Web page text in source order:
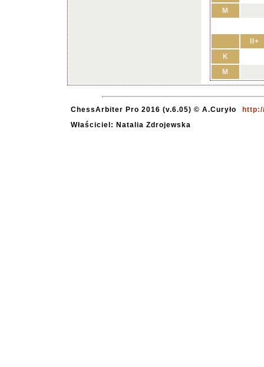
M
II+
K
M
ChessArbiter Pro 2016 (v.6.05) © A.Curyło
Właściciel: Natalia Zdrojewska